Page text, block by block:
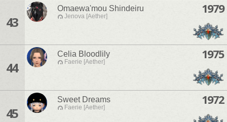
43
Omaewa'mou Shindeiru
Jenova [Aether]
1979
44
Celia Bloodlily
Faerie [Aether]
1975
45
Sweet Dreams
Faerie [Aether]
1972